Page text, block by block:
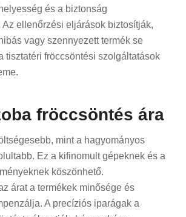
és a biztonság
ellenőrzési eljárások biztosítják,
vagy szennyezett termék se
tisztatéri fröccsöntési szolgáltatások
fröccsöntés ára
mint a hagyományos
Ez a kifinomult gépeknek és a
köszönhető.
árat a termékek minősége és
A precíziós iparágak a